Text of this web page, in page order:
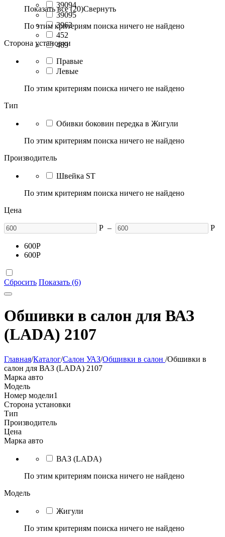
39094
39095
3962
452
469
Показать все (20)Свернуть
По этим критериям поиска ничего не найдено
Сторона установки
Правые
Левые
По этим критериям поиска ничего не найдено
Тип
Обивки боковин передка в Жигули
По этим критериям поиска ничего не найдено
Производитель
Швейка ST
По этим критериям поиска ничего не найдено
Цена
Р – Р
600Р
600Р
Сбросить Показать (6)
Обшивки в салон для ВАЗ
(LADA) 2107
Главная/Каталог/Салон УАЗ/Обшивки в салон /Обшивки в
салон для ВАЗ (LADA) 2107
Марка авто
Модель
Номер модели1
Сторона установки
Тип
Производитель
Цена
Марка авто
ВАЗ (LADA)
По этим критериям поиска ничего не найдено
Модель
Жигули
По этим критериям поиска ничего не найдено